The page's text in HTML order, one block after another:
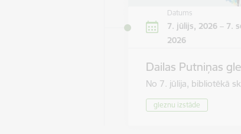
Datums
7. jūlijs, 2026 – 7.
2026
Dailas Putniņas
No 7. jūlija, bibliotēkā
gleznu izstāde